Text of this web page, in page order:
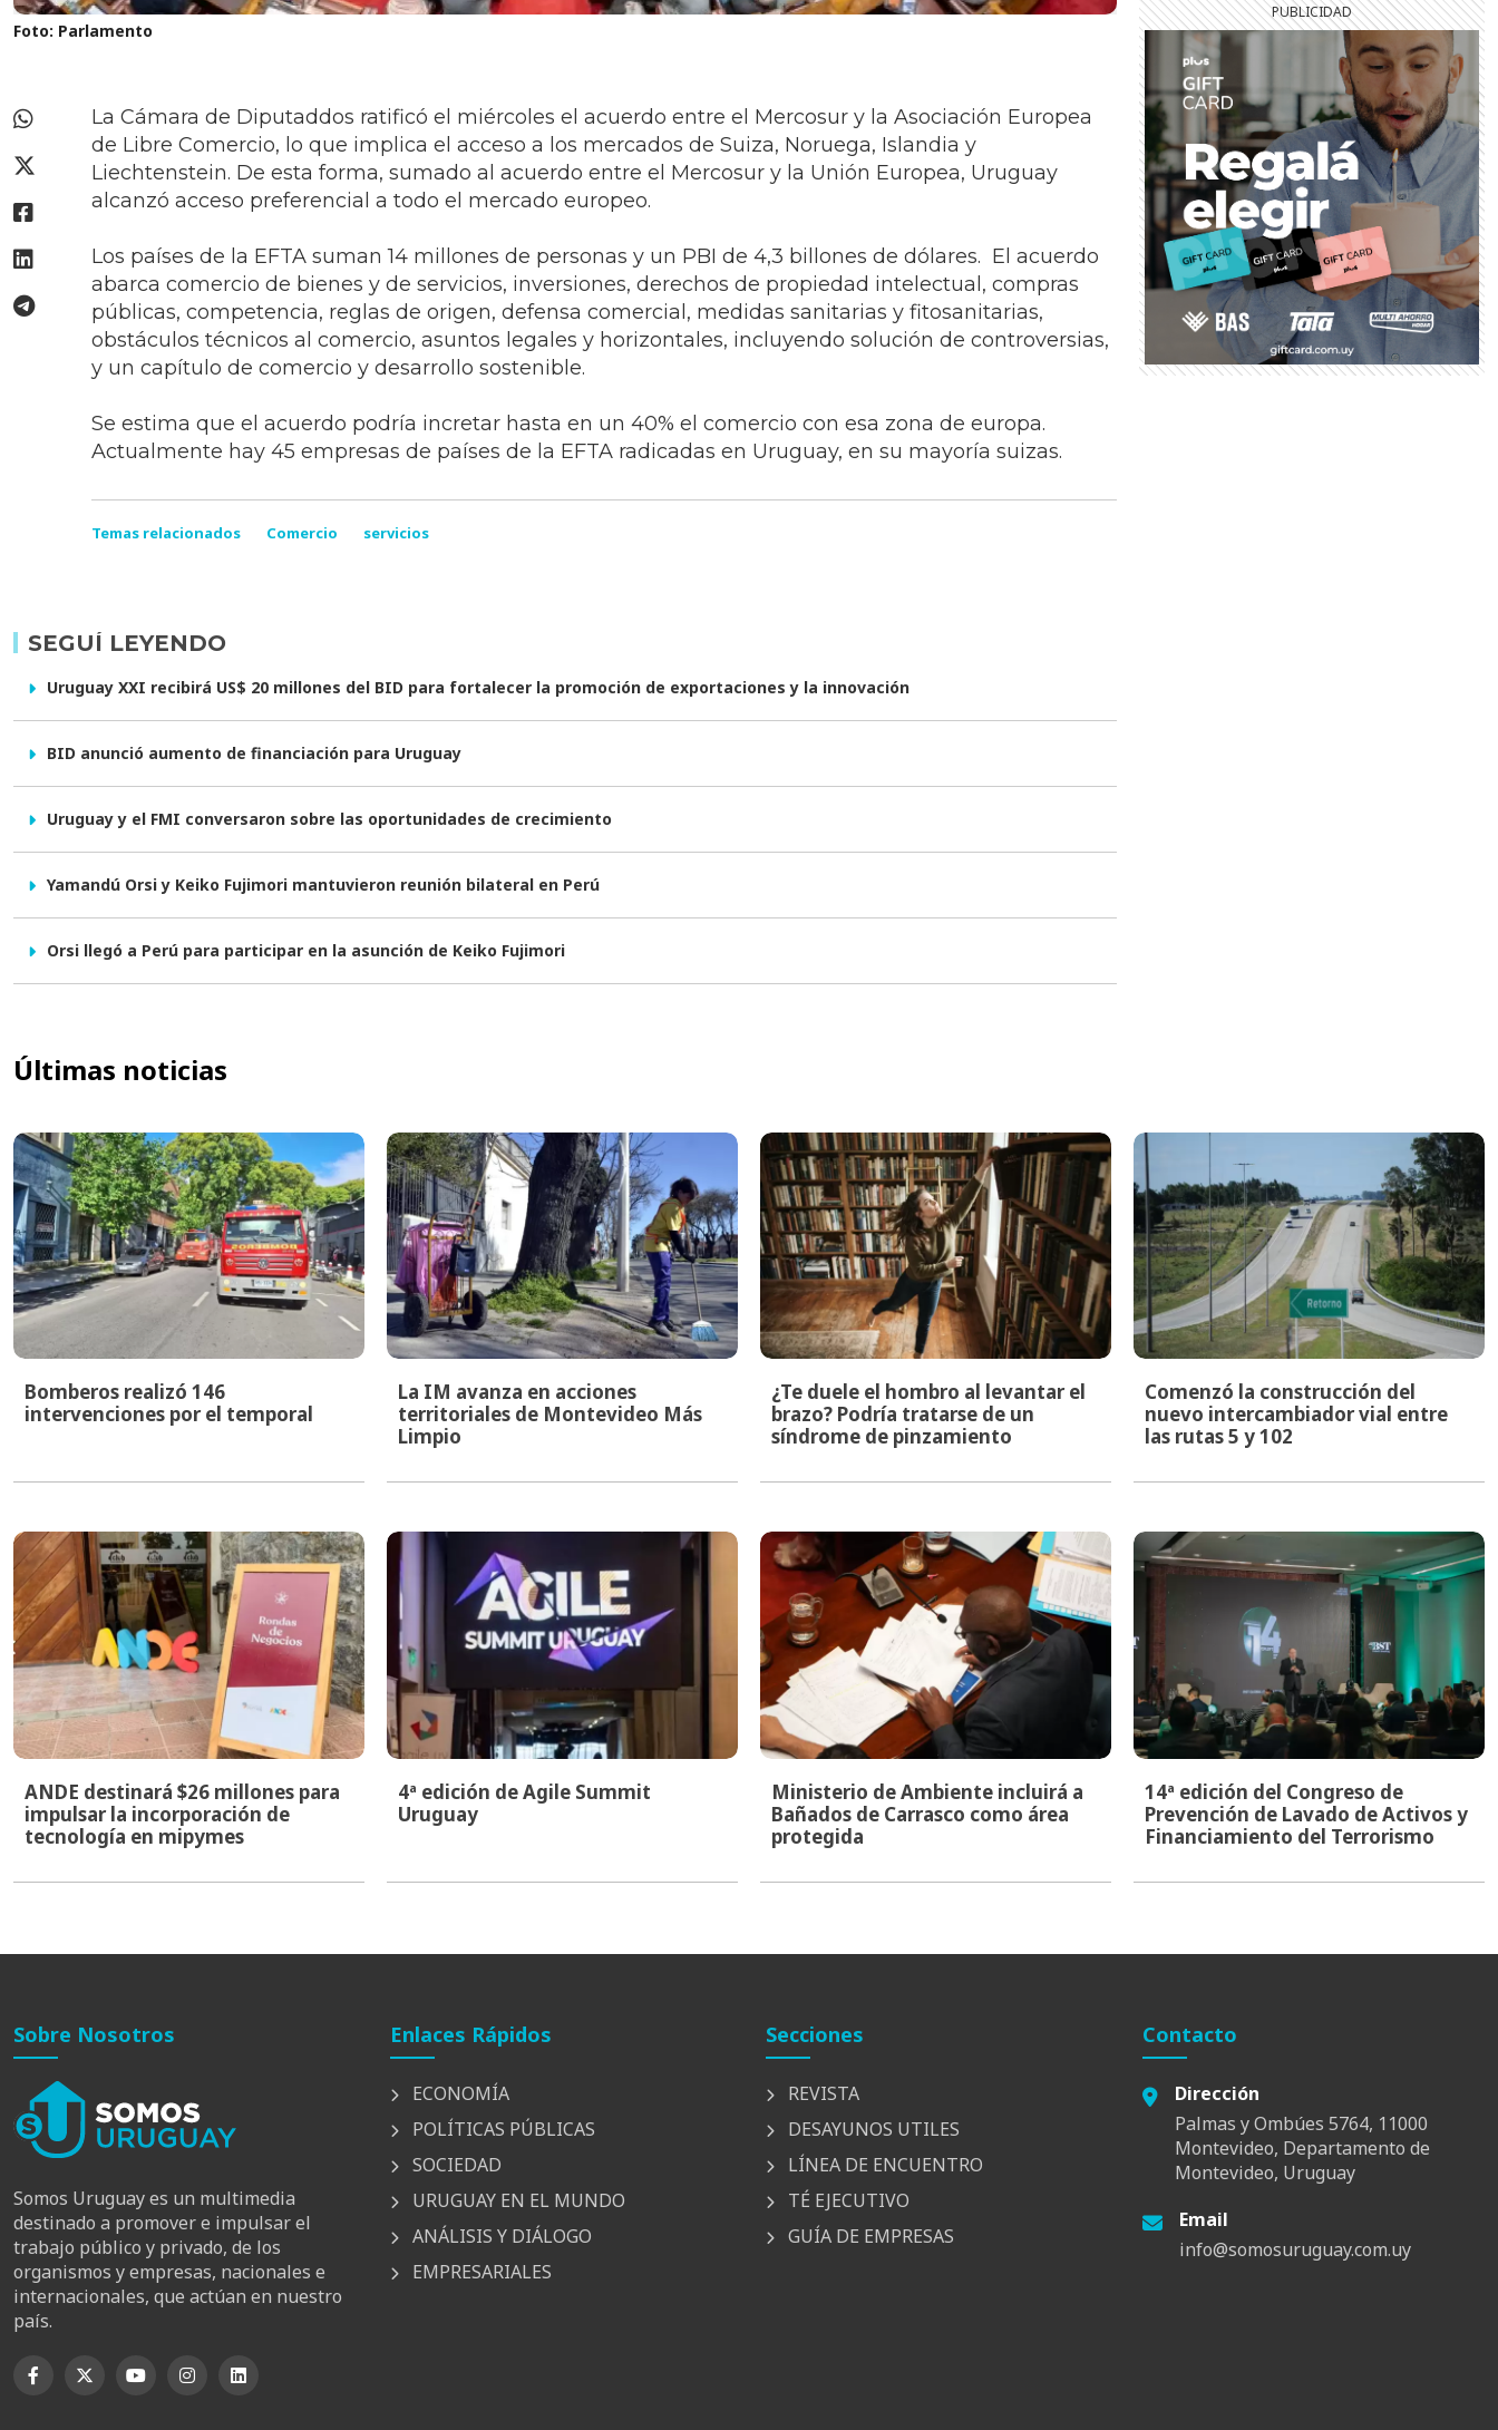
Foto: Parlamento
La Cámara de Diputaddos ratificó el miércoles el acuerdo entre el Mercosur y la Asociación Europea
de Libre Comercio, lo que implica el acceso a los mercados de Suiza, Noruega, Islandia y
Liechtenstein. De esta forma, sumado al acuerdo entre el Mercosur y la Unión Europea, Uruguay
alcanzó acceso preferencial a todo el mercado europeo.
Los países de la EFTA suman 14 millones de personas y un PBI de 4,3 billones de dólares. El acuerdo
abarca comercio de bienes y de servicios, inversiones, derechos de propiedad intelectual, compras
públicas, competencia, reglas de origen, defensa comercial, medidas sanitarias y fitosanitarias,
obstáculos técnicos al comercio, asuntos legales y horizontales, incluyendo solución de controversias,
y un capítulo de comercio y desarrollo sostenible.
Se estima que el acuerdo podría incretar hasta en un 40% el comercio con esa zona de europa.
Actualmente hay 45 empresas de países de la EFTA radicadas en Uruguay, en su mayoría suizas.
Temas relacionados Comercio servicios
SEGUÍ LEYENDO
Uruguay XXI recibirá US$ 20 millones del BID para fortalecer la promoción de exportaciones y la innovación
BID anunció aumento de financiación para Uruguay
Uruguay y el FMI conversaron sobre las oportunidades de crecimiento
Yamandú Orsi y Keiko Fujimori mantuvieron reunión bilateral en Perú
Orsi llegó a Perú para participar en la asunción de Keiko Fujimori
Últimas noticias
Bomberos realizó 146
intervenciones por el temporal
La IM avanza en acciones
territoriales de Montevideo Más
Limpio
¿Te duele el hombro al levantar el
brazo? Podría tratarse de un
síndrome de pinzamiento
Comenzó la construcción del
nuevo intercambiador vial entre
las rutas 5 y 102
ANDE destinará $26 millones para
impulsar la incorporación de
tecnología en mipymes
4ª edición de Agile Summit
Uruguay
Ministerio de Ambiente incluirá a
Bañados de Carrasco como área
protegida
14ª edición del Congreso de
Prevención de Lavado de Activos y
Financiamiento del Terrorismo
Sobre Nosotros
Somos Uruguay es un multimedia
destinado a promover e impulsar el
trabajo público y privado, de los
organismos y empresas, nacionales e
internacionales, que actúan en nuestro
país.
Enlaces Rápidos
ECONOMÍA
POLÍTICAS PÚBLICAS
SOCIEDAD
URUGUAY EN EL MUNDO
ANÁLISIS Y DIÁLOGO
EMPRESARIALES
Secciones
REVISTA
DESAYUNOS UTILES
LÍNEA DE ENCUENTRO
TÉ EJECUTIVO
GUÍA DE EMPRESAS
Contacto
Dirección
Palmas y Ombúes 5764, 11000
Montevideo, Departamento de
Montevideo, Uruguay
Email
info@somosuruguay.com.uy